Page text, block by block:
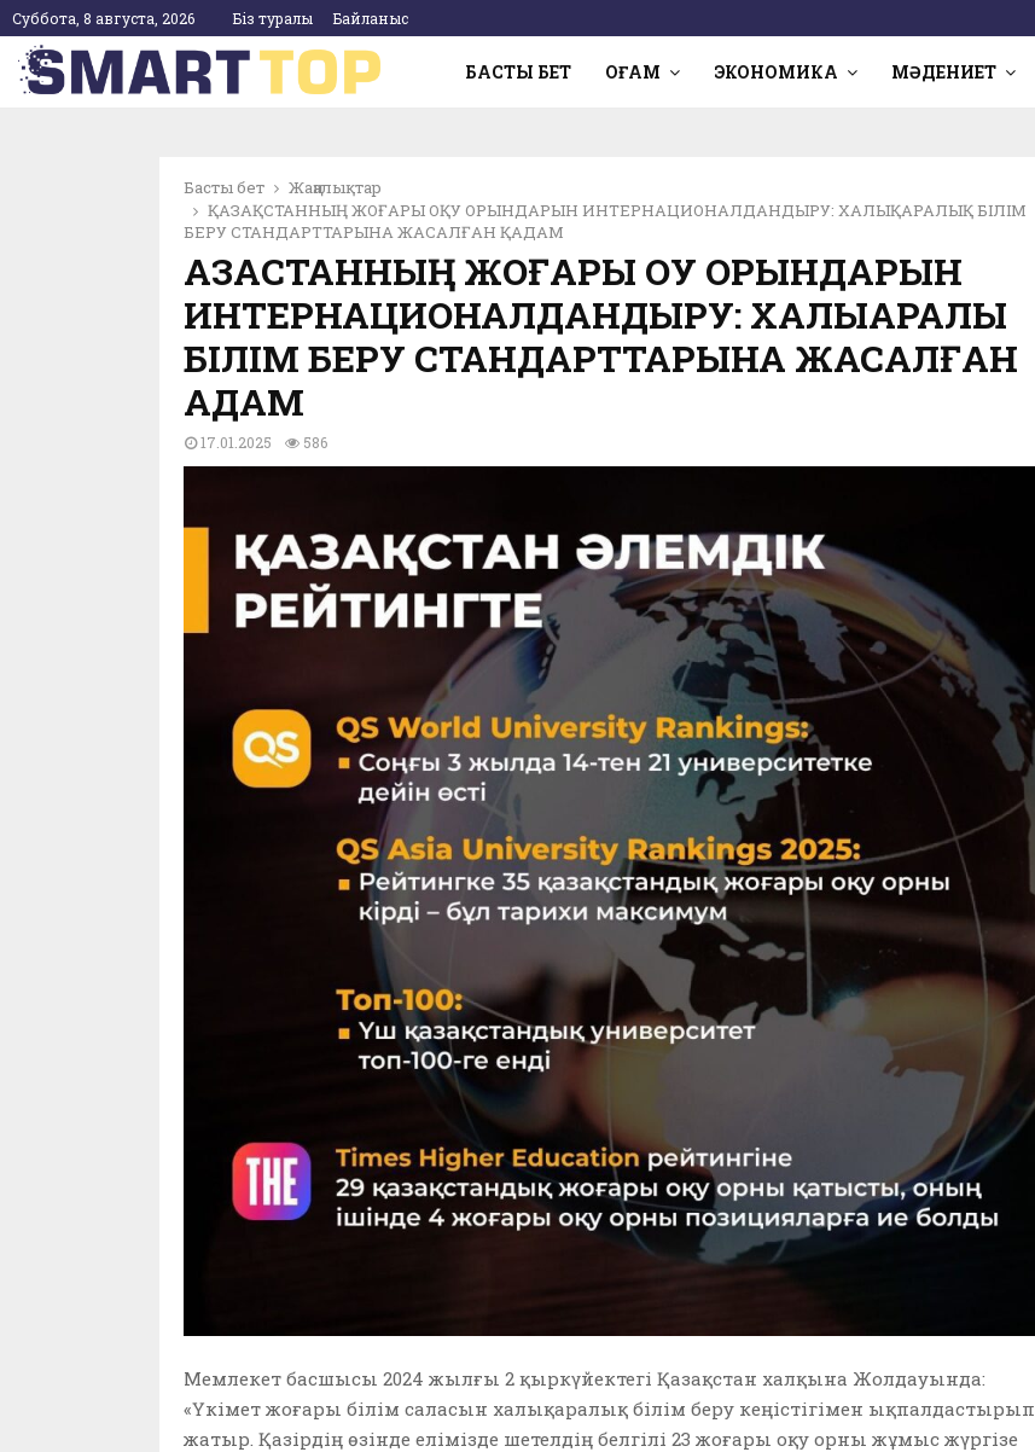
Суббота, 8 августа, 2026 Біз туралы Байланыс
БАСТЫ БЕТ ҚОҒАМ ЭКОНОМИКА МӘДЕНИЕТ
Басты бет
Жаңалықтар
ҚАЗАҚСТАННЫҢ ЖОҒАРЫ ОҚУ ОРЫНДАРЫН ИНТЕРНАЦИОНАЛДАНДЫРУ: ХАЛЫҚАРАЛЫҚ БІЛІМ
БЕРУ СТАНДАРТТАРЫНА ЖАСАЛҒАН ҚАДАМ
ҚАЗАҚСТАННЫҢ ЖОҒАРЫ ОҚУ ОРЫНДАРЫН
ИНТЕРНАЦИОНАЛДАНДЫРУ: ХАЛЫҚАРАЛЫҚ
БІЛІМ БЕРУ СТАНДАРТТАРЫНА ЖАСАЛҒАН
ҚАДАМ
17.01.2025 586
Мемлекет басшысы 2024 жылғы 2 қыркүйектегі Қазақстан халқына Жолдауында:
«Үкімет жоғары білім саласын халықаралық білім беру кеңістігімен ықпалдастырып
жатыр. Қазірдің өзінде елімізде шетелдің белгілі 23 жоғары оқу орны жұмыс жүргізе